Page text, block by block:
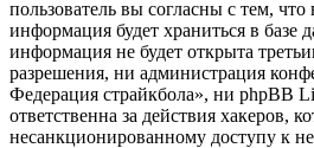
пользователь вы согласны с тем, что
информация будет храниться в базе
информация не будет открыта
разрешения, ни администрация
Федерация страйкбола», ни phpBB
ответственна за действия хакеров,
несанкционированному доступу к